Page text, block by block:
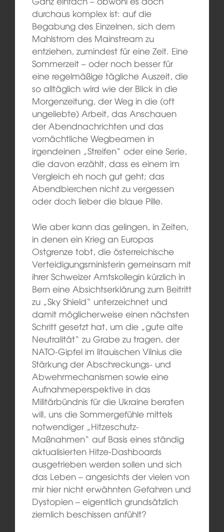
durchaus komplex ist: auf die
Begabung des Einzelnen, sich dem
Mahlstrom des Mainstream zu
entziehen, zumindest für eine Zeit. Eine
Sommerzeit – oder noch besser für
eine regelmäßige tägliche Auszeit, die
so alltäglich wird wie der Blick in die
Morgenzeitung, der Weg in die (oft
ungeliebte) Arbeit, das Anschauen
der Abendnachrichten und das
vornächtliche Wegbeamen in
irgendeinen „Streifen“ oder eine Serie,
die davon erzählt, dass es einem im
Vergleich eh noch gut geht; das
Abendbierchen nicht zu vergessen
oder doch lieber die blaue Pille.
Wie aber kann das gelingen, in Zeiten,
in denen ein Krieg an Europas
Ostgrenze tobt, die österreichische
Verteidigungsministerin gemeinsam mit
ihrer Schweizer Amtskollegin kürzlich in
Bern eine Absichtserklärung zum Beitritt
zu „Sky Shield“ unterzeichnet und
damit möglicherweise einen nächsten
Schritt gesetzt hat, um die „gute alte
Neutralität“ zu Grabe zu tragen, der
NATO-Gipfel im litauischen Vilnius die
Stärkung der Abschreckungs- und
Abwehrmechanismen sowie eine
Aufnahmeperspektive in das
Militärbündnis für die Ukraine beraten
will, uns die Sommergefühle mittels
notwendiger „Hitzeschutz-
Maßnahmen“ auf Basis eines ständig
aktualisierten Hitze-Dashboards
ausgetrieben werden sollen und sich
das Leben – angesichts der vielen von
mir hier nicht erwähnten Gefahren und
Dystopien – eigentlich grundsätzlich
ziemlich beschissen anfühlt?